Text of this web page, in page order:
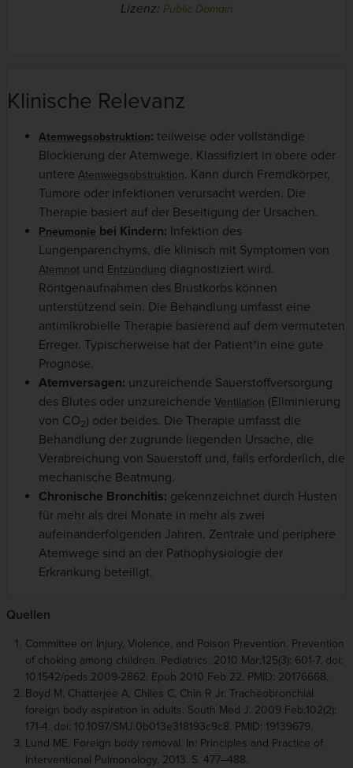
Lizenz: Public Domain
Klinische Relevanz
Atemwegsobstruktion: teilweise oder vollständige
Blockierung der Atemwege. Klassifiziert in obere oder
untere Atemwegsobstruktion. Kann durch Fremdkörper,
Tumore oder Infektionen verursacht werden. Die
Therapie basiert auf der Beseitigung der Ursachen.
Pneumonie bei Kindern: Infektion des
Lungenparenchyms, die klinisch mit Symptomen von
Atemnot und Entzündung diagnostiziert wird.
Röntgenaufnahmen des Brustkorbs können
unterstützend sein. Die Behandlung umfasst eine
antimikrobielle Therapie basierend auf dem vermuteten
Erreger. Typischerweise hat der Patient*in eine gute
Prognose.
Atemversagen: unzureichende Sauerstoffversorgung
des Blutes oder unzureichende Ventilation (Eliminierung
von CO2) oder beides. Die Therapie umfasst die
Behandlung der zugrunde liegenden Ursache, die
Verabreichung von Sauerstoff und, falls erforderlich, die
mechanische Beatmung.
Chronische Bronchitis: gekennzeichnet durch Husten
für mehr als drei Monate in mehr als zwei
aufeinanderfolgenden Jahren. Zentrale und periphere
Atemwege sind an der Pathophysiologie der
Erkrankung beteiligt.
Quellen
Committee on Injury, Violence, and Poison Prevention. Prevention
of choking among children. Pediatrics. 2010 Mar;125(3): 601-7. doi:
10.1542/peds.2009-2862. Epub 2010 Feb 22. PMID: 20176668.
Boyd M, Chatterjee A, Chiles C, Chin R Jr. Tracheobronchial
foreign body aspiration in adults. South Med J. 2009 Feb;102(2):
171-4. doi: 10.1097/SMJ.0b013e318193c9c8. PMID: 19139679.
Lund ME. Foreign body removal. In: Principles and Practice of
Interventional Pulmonology, 2013. S. 477–488.